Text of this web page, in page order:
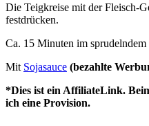
Die Teigkreise mit der Fleisch-
festdrücken.
Ca. 15 Minuten im sprudelndem
Mit Sojasauce (bezahlte
*Dies ist ein AffiliateLink.
ich eine Provision.